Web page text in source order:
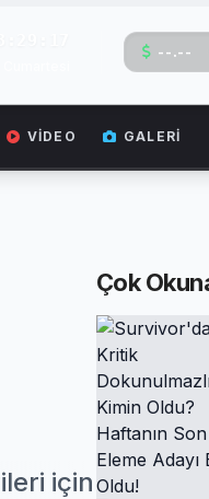
--.--
VIDEO GALERI
için
Çok